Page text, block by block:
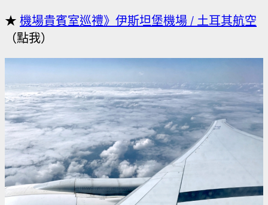
★ 機場貴賓室巡禮》伊斯坦堡機場 / 土耳其航空
（點我）